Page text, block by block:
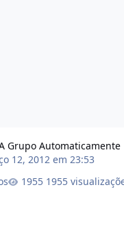
Grupo Automaticamente
12, 2012 em 23:53
1955